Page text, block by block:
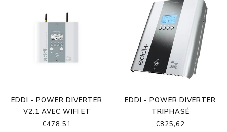
EDDI - POWER DIVERTER
V2.1 AVEC WIFI ET
ETHERNET INTÉGRÉ
€478,51
EDDI - POWER DIVERTER
TRIPHASÉ
€825,62